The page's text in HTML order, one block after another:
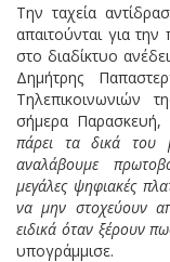
Την ταχεία
απαιτούνται για
στο διαδίκτυο
Δημήτρης
Τηλεπικοινωνιών
σήμερα
πάρει τα δικά του
αναλάβουμε
μεγάλες ψηφιακές
να μην στοχεύουν
ειδικά όταν ξέρουν
υπογράμμισε.